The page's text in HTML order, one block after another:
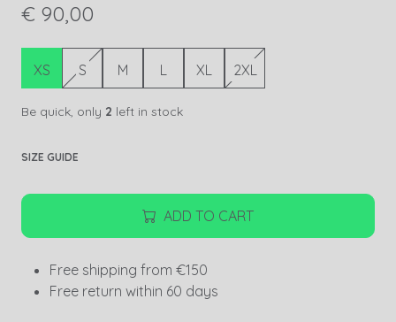
€ 90,00
XS S M L XL 2XL
Be quick, only 2 left in stock
SIZE GUIDE
ADD TO CART
Free shipping from €150
Free return within 60 days